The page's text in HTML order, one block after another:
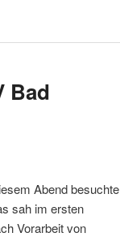
Bad
Abend besuchte
sah im ersten
Vorarbeit von